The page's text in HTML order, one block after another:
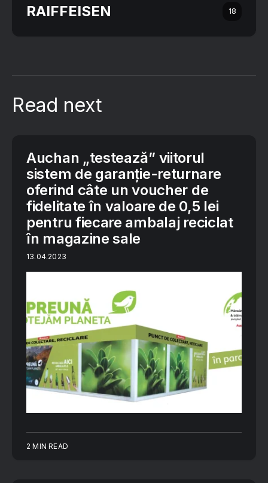
RAIFFEISEN 18
Read next
Auchan „testează” viitorul
sistem de garanție-returnare
oferind câte un voucher de
fidelitate în valoare de 0,5 lei
pentru fiecare ambalaj reciclat
în magazine sale
13.04.2023
2 MIN READ